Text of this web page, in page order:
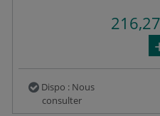
Dispo : Nous
consulter